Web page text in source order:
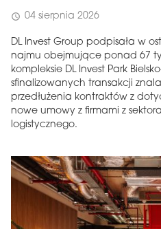
schedule 04 sierpnia 2026
DL Invest Group podpisała w
najmu obejmujące ponad 67
kompleksie DL Invest Park
sfinalizowanych transakcji
przedłużenia kontraktów z
nowe umowy z firmami z
logistycznego.